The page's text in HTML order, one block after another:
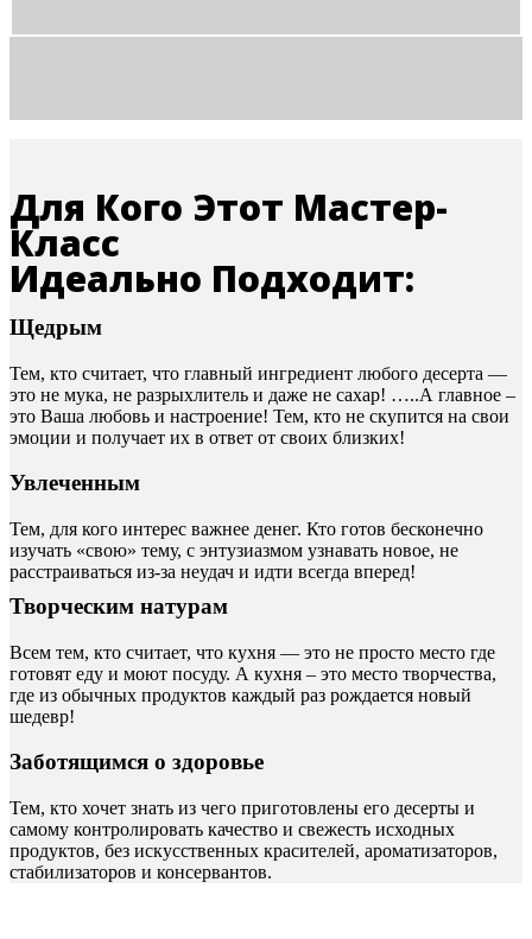
Для Кого Этот Мастер-
Класс
Идеально Подходит:
Щедрым
Тем, кто считает, что главный ингредиент любого десерта —
это не мука, не разрыхлитель и даже не сахар! …..А главное –
это Ваша любовь и настроение! Тем, кто не скупится на свои
эмоции и получает их в ответ от своих близких!
Увлеченным
Тем, для кого интерес важнее денег. Кто готов бесконечно
изучать «свою» тему, с энтузиазмом узнавать новое, не
расстраиваться из-за неудач и идти всегда вперед!
Творческим натурам
Всем тем, кто считает, что кухня — это не просто место где
готовят еду и моют посуду. А кухня – это место творчества,
где из обычных продуктов каждый раз рождается новый
шедевр!
Заботящимся о здоровье
Тем, кто хочет знать из чего приготовлены его десерты и
самому контролировать качество и свежесть исходных
продуктов, без искусственных красителей, ароматизаторов,
стабилизаторов и консервантов.